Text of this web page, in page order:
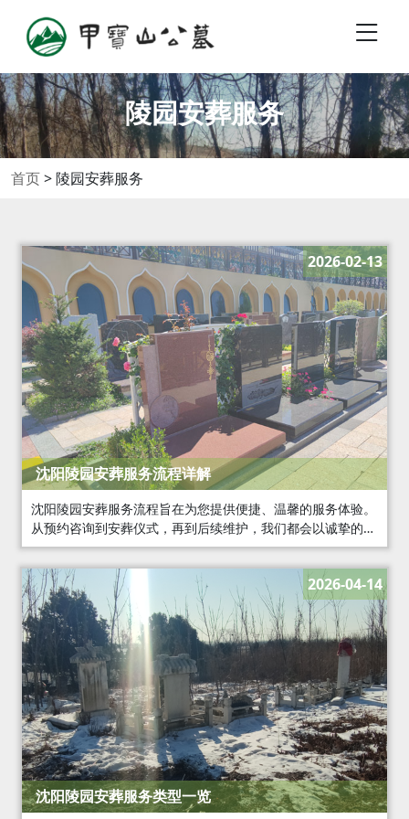
陵园安葬服务
首页>陵园安葬服务
沈阳陵园安葬服务流程详解
2026-02-13
沈阳陵园安葬服务流程旨在为您提供便捷、温馨的服务体验。
从预约咨询到安葬仪式，再到后续维护，我们都会以诚挚的态
度和服务，为您的亲人打造一个宁静的安息之地。
沈阳陵园安葬服务类型一览
2026-04-14